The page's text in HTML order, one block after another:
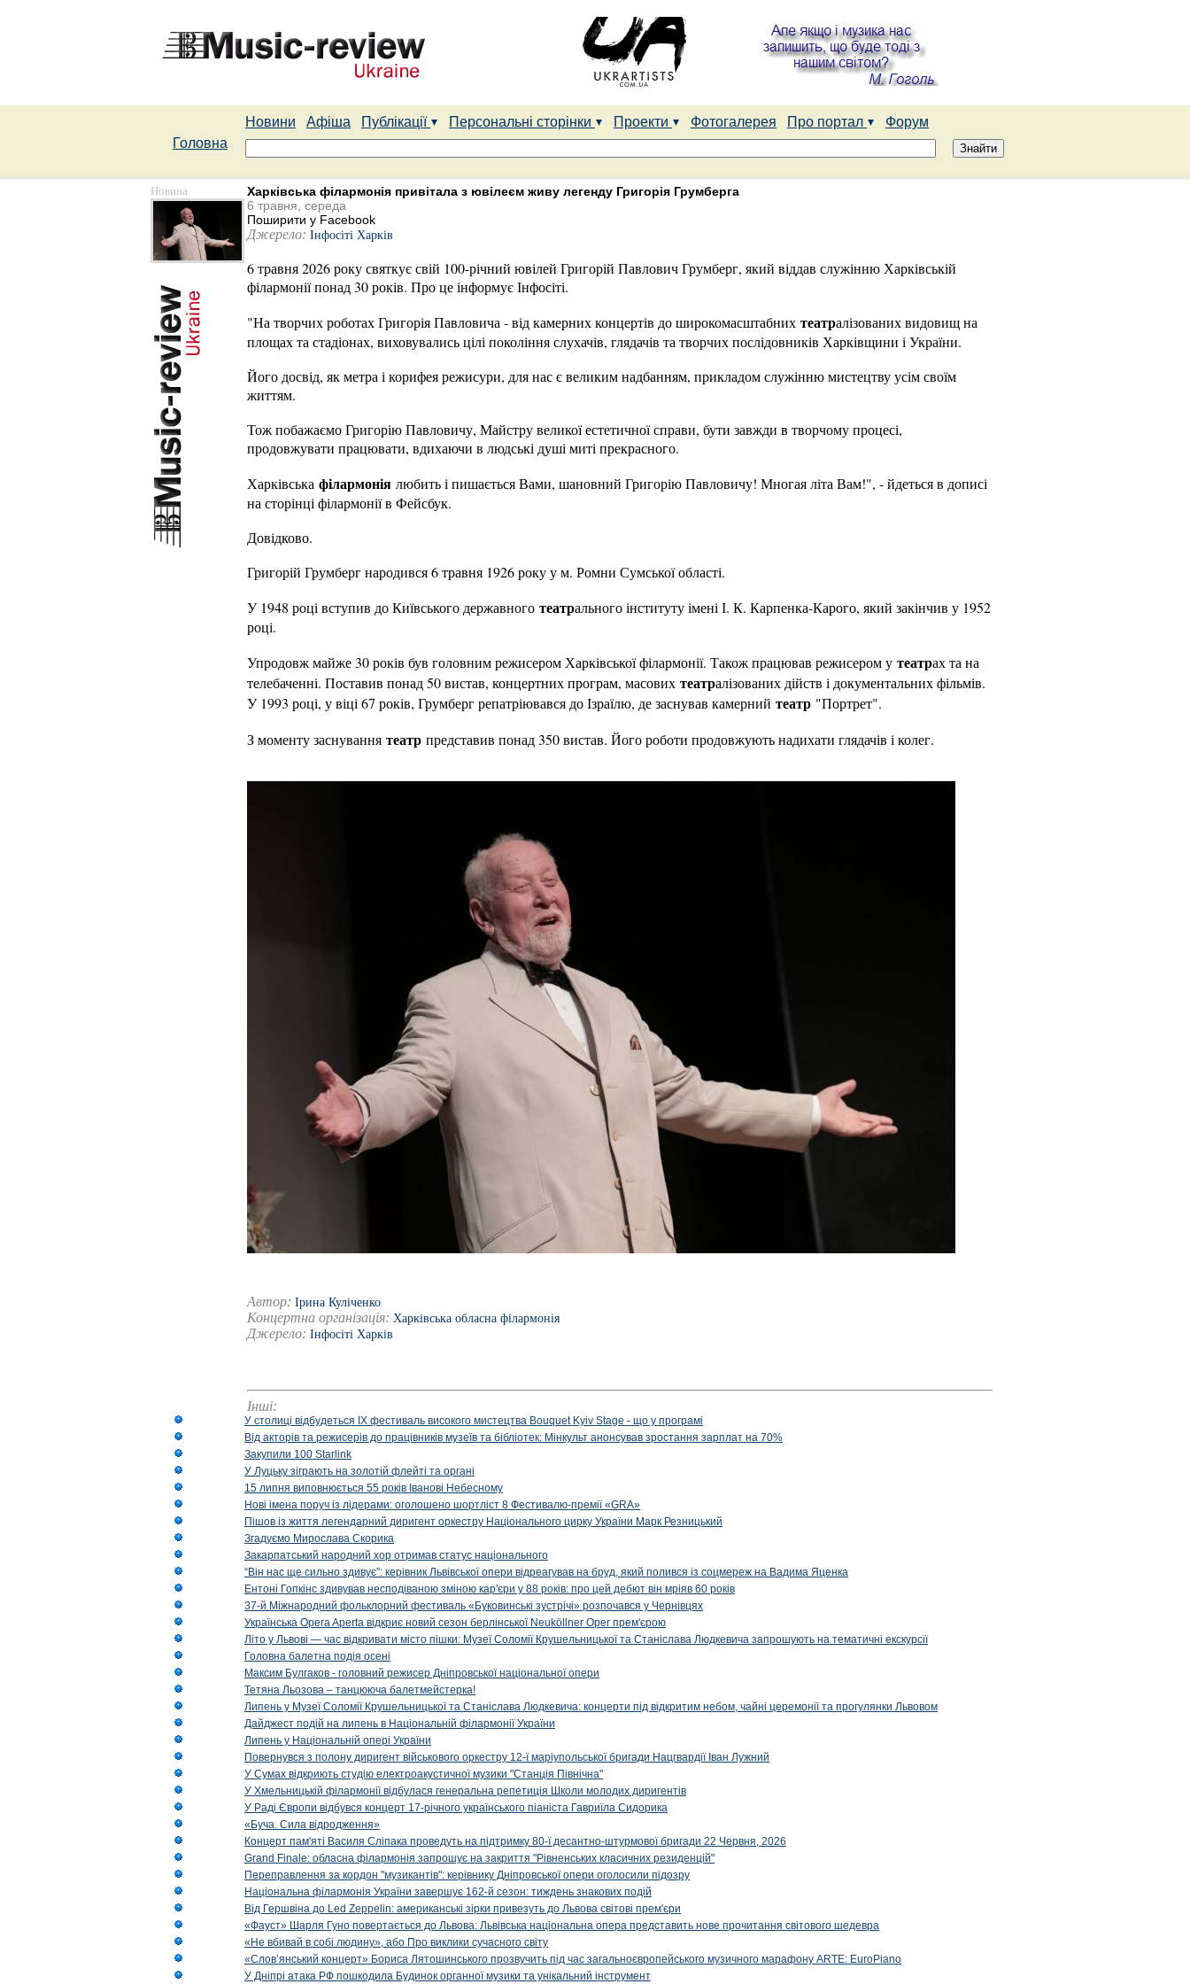
Новини Афіша Публікації Персональні сторінки Проекти Фотогалерея Про портал
Форум
Головна
Новина
Харківська філармонія привітала з ювілеєм живу легенду Григорія Грумберга
6 травня, середа
Поширити у Facebook
Джерело: Інфосіті Харків
6 травня 2026 року святкує свій 100-річний ювілей Григорій Павлович Грумберг, який віддав служінню Харківській
філармонії понад 30 років. Про це інформує Інфосіті.
"На творчих роботах Григорія Павловича - від камерних концертів до широкомасштабних театралізованих видовищ на
площах та стадіонах, виховувались цілі покоління слухачів, глядачів та творчих послідовників Харківщини і України.
Його досвід, як метра і корифея режисури, для нас є великим надбанням, прикладом служінню мистецтву усім своїм
життям.
Тож побажаємо Григорію Павловичу, Майстру великої естетичної справи, бути завжди в творчому процесі,
продовжувати працювати, вдихаючи в людські душі миті прекрасного.
Харківська філармонія любить і пишається Вами, шановний Григорію Павловичу! Многая літа Вам!", - йдеться в дописі
на сторінці філармонії в Фейсбук.
Довідково.
Григорій Грумберг народився 6 травня 1926 року у м. Ромни Сумської області.
У 1948 році вступив до Київського державного театрального інституту імені І. К. Карпенка-Карого, який закінчив у 1952
році.
Упродовж майже 30 років був головним режисером Харківської філармонії. Також працював режисером у театрах та на
телебаченні. Поставив понад 50 вистав, концертних програм, масових театралізованих дійств і документальних фільмів.
У 1993 році, у віці 67 років, Грумберг репатріювався до Ізраїлю, де заснував камерний театр "Портрет".
З моменту заснування театр представив понад 350 вистав. Його роботи продовжують надихати глядачів і колег.
Автор: Ірина Куліченко
Концертна організація: Харківська обласна філармонія
Джерело: Інфосіті Харків
Інші:
У столиці відбудеться IX фестиваль високого мистецтва Bouquet Kyiv Stage - що у програмі
Від акторів та режисерів до працівників музеїв та бібліотек: Мінкульт анонсував зростання зарплат на 70%
Закупили 100 Starlink
У Луцьку зіграють на золотій флейті та органі
15 липня виповнюється 55 років Іванові Небесному
Нові імена поруч із лідерами: оголошено шортліст 8 Фестивалю-премії «GRA»
Пішов із життя легендарний диригент оркестру Національного цирку України Марк Резницький
Згадуємо Мирослава Скорика
Закарпатський народний хор отримав статус національного
“Він нас ще сильно здивує”: керівник Львівської опери відреагував на бруд, який полився із соцмереж на Вадима Яценка
Ентоні Гопкінс здивував несподіваною зміною кар'єри у 88 років: про цей дебют він мріяв 60 років
37-й Міжнародний фольклорний фестиваль «Буковинські зустрічі» розпочався у Чернівцях
Українська Opera Aperta відкриє новий сезон берлінської Neuköllner Oper прем'єрою
Літо у Львові — час відкривати місто пішки: Музеї Соломії Крушельницької та Станіслава Людкевича запрошують на тематичні екскурсії
Головна балетна подія осені
Максим Булгаков - головний режисер Дніпровської національної опери
Тетяна Льозова – танцююча балетмейстерка!
Липень у Музеї Соломії Крушельницької та Станіслава Людкевича: концерти під відкритим небом, чайні церемонії та прогулянки Львовом
Дайджест подій на липень в Національній філармонії України
Липень у Національній опері України
Повернувся з полону диригент військового оркестру 12-ї маріупольської бригади Нацгвардії Іван Лужний
У Сумах відкриють студію електроакустичної музики "Станція Північна"
У Хмельницькій філармонії відбулася генеральна репетиція Школи молодих диригентів
У Раді Європи відбувся концерт 17-річного українського піаніста Гавриїла Сидорика
«Буча. Сила відродження»
Концерт пам'яті Василя Сліпака проведуть на підтримку 80-ї десантно-штурмової бригади 22 Червня, 2026
Grand Finale: обласна філармонія запрошує на закриття "Рівненських класичних резиденцій"
Переправлення за кордон "музикантів": керівнику Дніпровської опери оголосили підозру
Національна філармонія України завершує 162-й сезон: тиждень знакових подій
Від Гершвіна до Led Zeppelin: американські зірки привезуть до Львова світові прем'єри
«Фауст» Шарля Гуно повертається до Львова: Львівська національна опера представить нове прочитання світового шедевра
«Не вбивай в собі людину», або Про виклики сучасного світу
«Слов’янський концерт» Бориса Лятошинського прозвучить під час загальноєвропейського музичного марафону ARTE: EuroPiano
У Дніпрі атака РФ пошкодила Будинок органної музики та унікальний інструмент